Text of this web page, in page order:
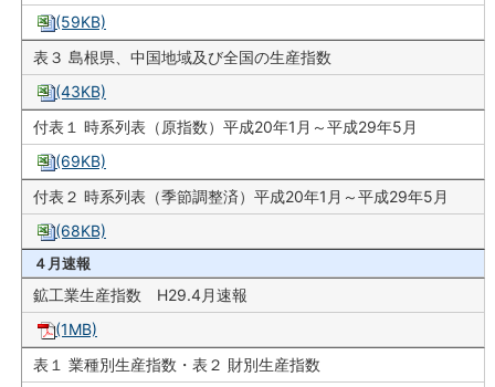
(59KB)
表３ 島根県、中国地域及び全国の生産指数
(43KB)
付表１ 時系列表（原指数）平成20年1月～平成29年5月
(69KB)
付表２ 時系列表（季節調整済）平成20年1月～平成29年5月
(68KB)
４月速報
鉱工業生産指数 H29.4月速報
(1MB)
表１ 業種別生産指数・表２ 財別生産指数